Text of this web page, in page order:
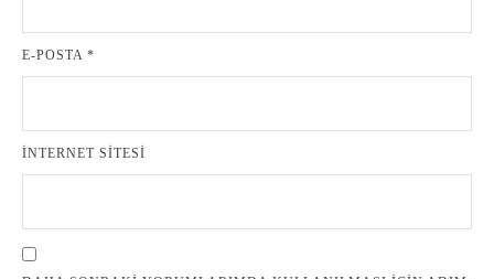
E-POSTA *
İNTERNET SITESI